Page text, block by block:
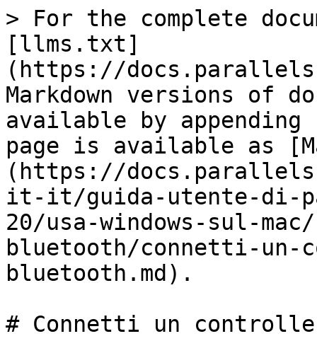
> For the complete
[llms.txt]
(https://
Markdown versions of
available by
page is available as
(https://
it-it/guida-utente-di-
20/usa-windows-sul-
bluetooth/connetti-
bluetooth.md).
# Connetti un